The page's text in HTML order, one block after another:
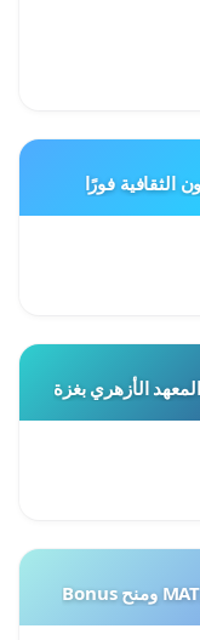
الثقافية فورًا
الأزهري بغزة